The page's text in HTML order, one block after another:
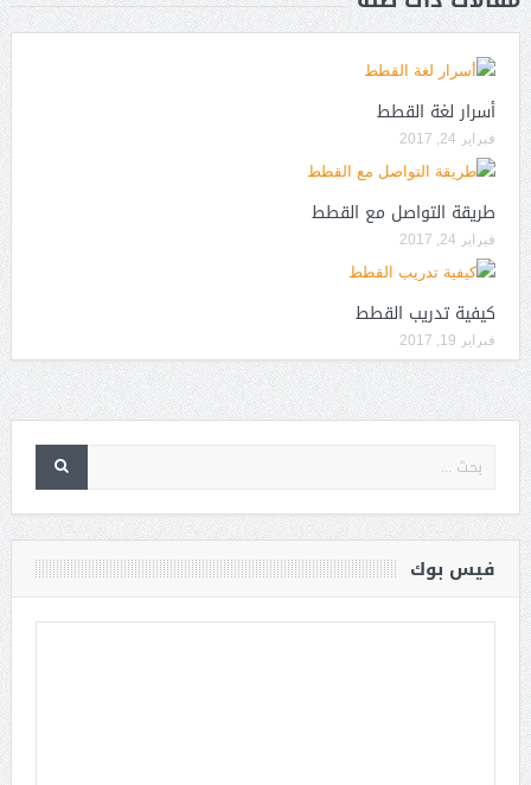
أسرار لغة القطط
فبراير 24, 2017
طريقة التواصل مع القطط
فبراير 24, 2017
كيفية تدريب القطط
فبراير 19, 2017
فيس بوك